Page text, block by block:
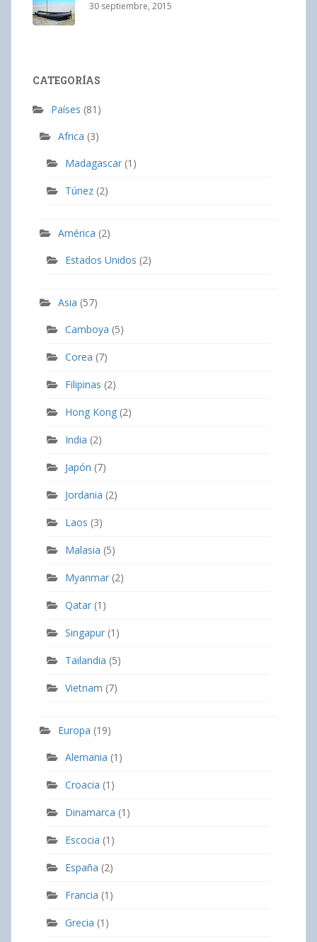
30 septiembre, 2015
CATEGORÍAS
Países (81)
Africa (3)
Madagascar (1)
Túnez (2)
América (2)
Estados Unidos (2)
Asia (57)
Camboya (5)
Corea (7)
Filipinas (2)
Hong Kong (2)
India (2)
Japón (7)
Jordania (2)
Laos (3)
Malasia (5)
Myanmar (2)
Qatar (1)
Singapur (1)
Tailandia (5)
Vietnam (7)
Europa (19)
Alemania (1)
Croacia (1)
Dinamarca (1)
Escocia (1)
España (2)
Francia (1)
Grecia (1)